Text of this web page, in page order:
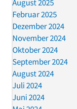
August 2025
Februar 2025
Dezember 2024
November 2024
Oktober 2024
September 2024
August 2024
Juli 2024
Juni 2024